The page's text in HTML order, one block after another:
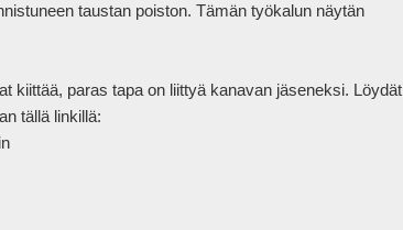
taustan poiston. Tämän työkalun näytän
kiittää, paras tapa on liittyä kanavan jäseneksi. Löydät
tällä linkillä:
join